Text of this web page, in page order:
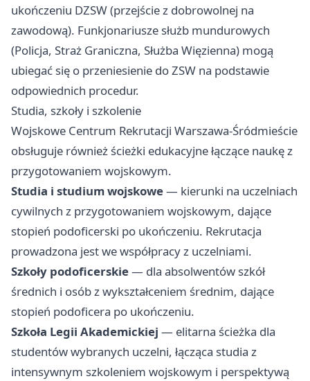
ukończeniu DZSW (przejście z dobrowolnej na
zawodową). Funkjonariusze służb mundurowych
(Policja, Straż Graniczna, Służba Więzienna) mogą
ubiegać się o przeniesienie do ZSW na podstawie
odpowiednich procedur.
Studia, szkoły i szkolenie
Wojskowe Centrum Rekrutacji Warszawa-Śródmieście
obsługuje również ścieżki edukacyjne łączące naukę z
przygotowaniem wojskowym.
Studia i studium wojskowe— kierunki na uczelniach
cywilnych z przygotowaniem wojskowym, dające
stopień podoficerski po ukończeniu. Rekrutacja
prowadzona jest we współpracy z uczelniami.
Szkoły podoficerskie— dla absolwentów szkół
średnich i osób z wykształceniem średnim, dające
stopień podoficera po ukończeniu.
Szkoła Legii Akademickiej — elitarna ścieżka dla
studentów wybranych uczelni, łącząca studia z
intensywnym szkoleniem wojskowym i perspektywą